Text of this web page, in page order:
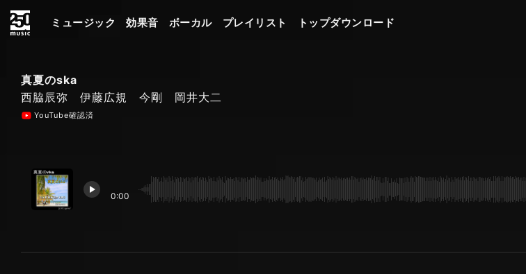
ミュージック 効果音 ボーカル プレイリスト トップダウンロード
真夏のska
西脇辰弥 伊藤広規 今剛 岡井大二
YouTube確認済
0:00